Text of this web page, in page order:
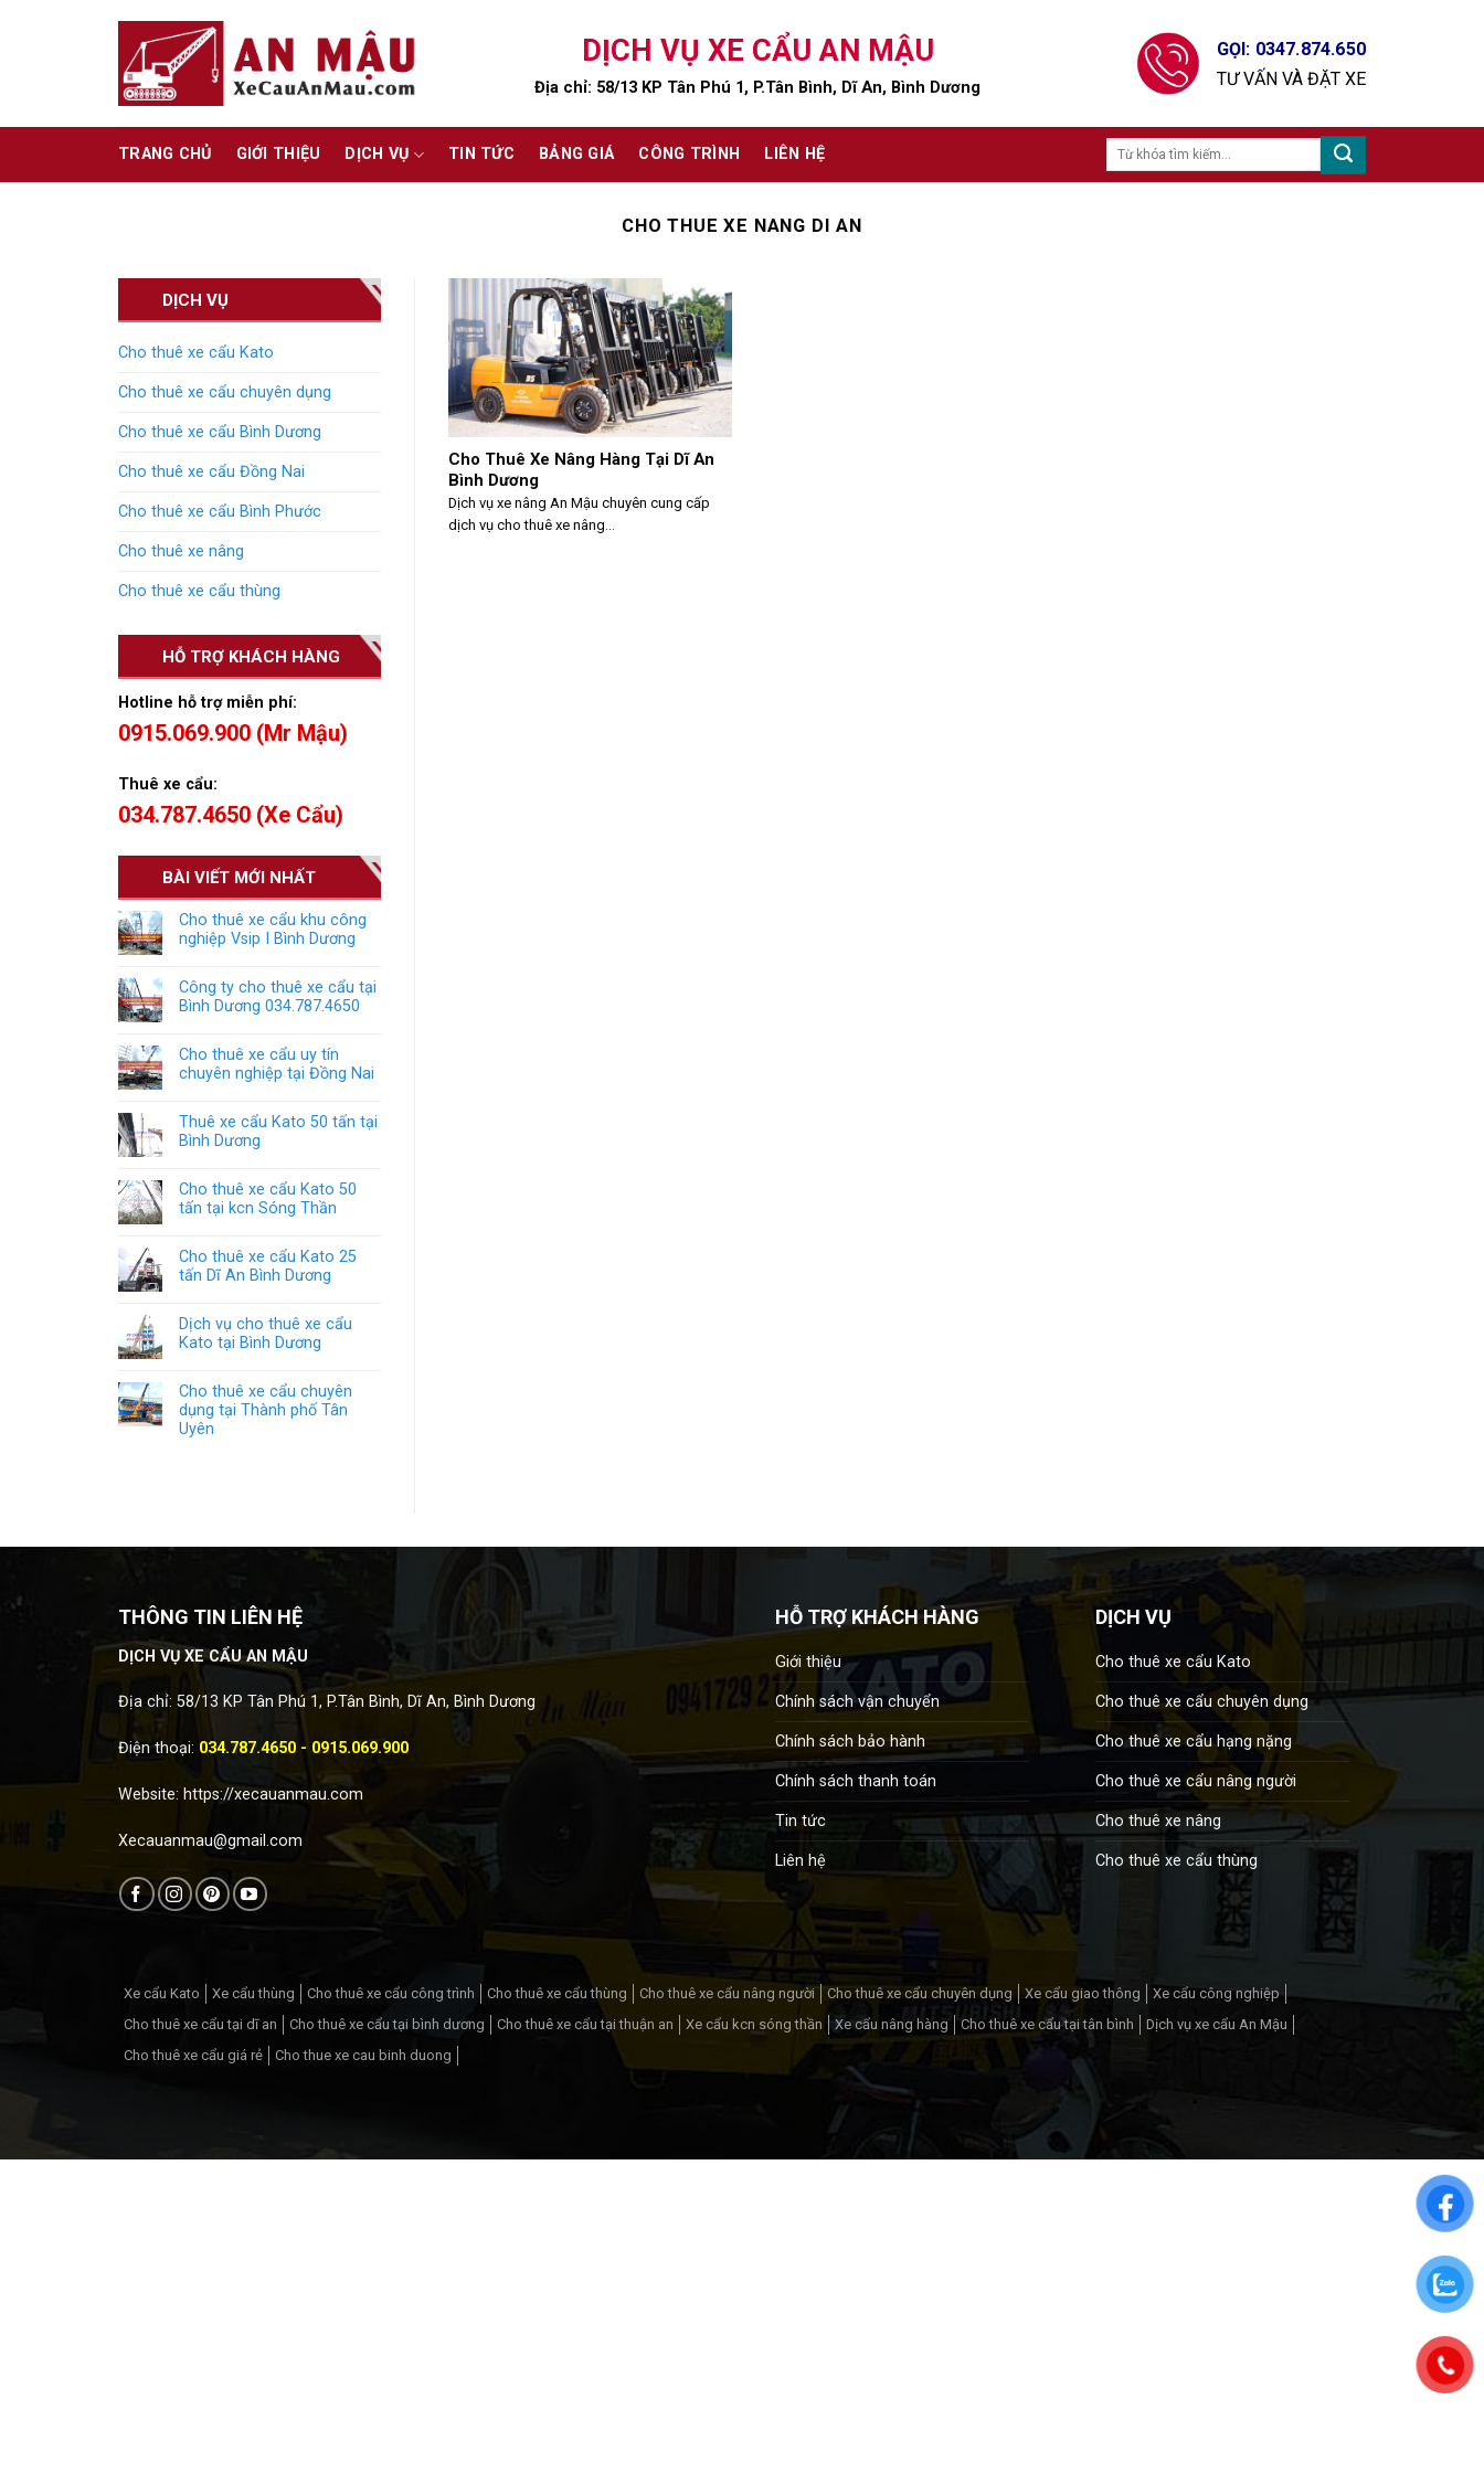
DỊCH VỤ XE CẨU AN MẬU
Địa chỉ: 58/13 KP Tân Phú 1, P.Tân Bình, Dĩ An, Bình Dương
GỌI: 0347.874.650
TƯ VẤN VÀ ĐẶT XE
TRANG CHỦ GIỚI THIỆU DỊCH VỤ TIN TỨC BẢNG GIÁ CÔNG TRÌNH LIÊN HỆ
CHO THUE XE NANG DI AN
DỊCH VỤ
Cho thuê xe cẩu Kato
Cho thuê xe cẩu chuyên dụng
Cho thuê xe cẩu Bình Dương
Cho thuê xe cẩu Đồng Nai
Cho thuê xe cẩu Bình Phước
Cho thuê xe nâng
Cho thuê xe cẩu thùng
HỖ TRỢ KHÁCH HÀNG
Hotline hỗ trợ miễn phí:
0915.069.900 (Mr Mậu)
Thuê xe cẩu:
034.787.4650 (Xe Cẩu)
BÀI VIẾT MỚI NHẤT
Cho thuê xe cẩu khu công
nghiệp Vsip I Bình Dương
Công ty cho thuê xe cẩu tại
Bình Dương 034.787.4650
Cho thuê xe cẩu uy tín
chuyên nghiệp tại Đồng Nai
Thuê xe cẩu Kato 50 tấn tại
Bình Dương
Cho thuê xe cẩu Kato 50
tấn tại kcn Sóng Thần
Cho thuê xe cẩu Kato 25
tấn Dĩ An Bình Dương
Dịch vụ cho thuê xe cẩu
Kato tại Bình Dương
Cho thuê xe cẩu chuyên
dụng tại Thành phố Tân
Uyên
Cho Thuê Xe Nâng Hàng Tại Dĩ An
Bình Dương
Dịch vụ xe nâng An Mậu chuyên cung cấp
dịch vụ cho thuê xe nâng...
THÔNG TIN LIÊN HỆ
DỊCH VỤ XE CẨU AN MẬU
Địa chỉ: 58/13 KP Tân Phú 1, P.Tân Bình, Dĩ An, Bình Dương
Điện thoại: 034.787.4650 - 0915.069.900
Website: https://xecauanmau.com
Xecauanmau@gmail.com
HỖ TRỢ KHÁCH HÀNG
Giới thiệu
Chính sách vận chuyển
Chính sách bảo hành
Chính sách thanh toán
Tin tức
Liên hệ
DỊCH VỤ
Cho thuê xe cẩu Kato
Cho thuê xe cẩu chuyên dụng
Cho thuê xe cẩu hạng nặng
Cho thuê xe cẩu nâng người
Cho thuê xe nâng
Cho thuê xe cẩu thùng
Xe cẩu Kato Xe cẩu thùng Cho thuê xe cẩu công trình Cho thuê xe cẩu thùng Cho thuê xe cẩu nâng người Cho thuê xe cẩu chuyên dụng Xe cẩu giao thông
Xe cẩu công nghiệp
Cho thuê xe cẩu tại dĩ an
Cho thuê xe cẩu tại bình dương Cho thuê xe cẩu tại thuận an Xe cẩu kcn sóng thần Xe cẩu nâng hàng Cho thuê xe cẩu tại tân bình
Dịch vụ xe cẩu An Mậu
Cho thuê xe cẩu giá rẻ
Cho thue xe cau binh duong